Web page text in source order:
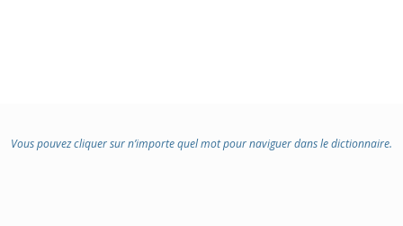
Vous pouvez cliquer sur n’importe quel mot pour naviguer dans le dictionnaire.